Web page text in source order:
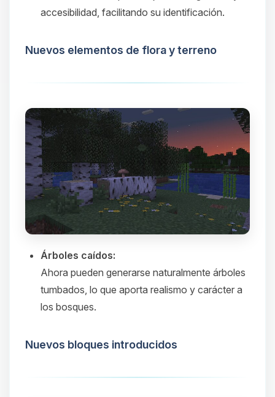
accesibilidad, facilitando su identificación.​
Nuevos elementos de flora y terreno
Árboles caídos:
Ahora pueden generarse naturalmente árboles
tumbados, lo que aporta realismo y carácter a
los bosques.​
Nuevos bloques introducidos